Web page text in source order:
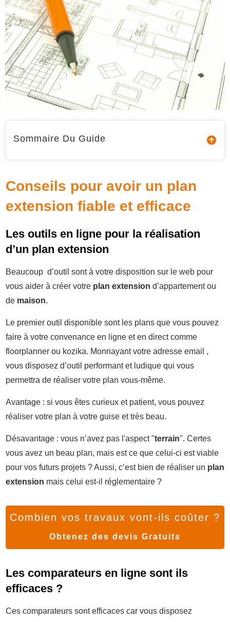
Sommaire Du Guide
Conseils pour avoir un plan
extension fiable et efficace
Les outils en ligne pour la réalisation
d’un plan extension
Beaucoup d’outil sont à votre disposition sur le web pour
vous aider à créer votre plan extension d’appartement ou
de maison.
Le premier outil disponible sont les plans que vous pouvez
faire à votre convenance en ligne et en direct comme
floorplanner ou kozika. Monnayant votre adresse email ,
vous disposez d’outil performant et ludique qui vous
permettra de réaliser votre plan vous-même.
Avantage : si vous êtes curieux et patient, vous pouvez
réaliser votre plan à votre guise et très beau.
Désavantage : vous n’avez pas l'aspect "terrain". Certes
vous avez un beau plan, mais est ce que celui-ci est viable
pour vos futurs projets ? Aussi, c’est bien de réaliser un plan
extension mais celui est-il réglementaire ?
Combien vos travaux vont-ils coûter ?
Obtenez des devis Gratuits
Les comparateurs en ligne sont ils
efficaces ?
Ces comparateurs sont efficaces car vous disposez